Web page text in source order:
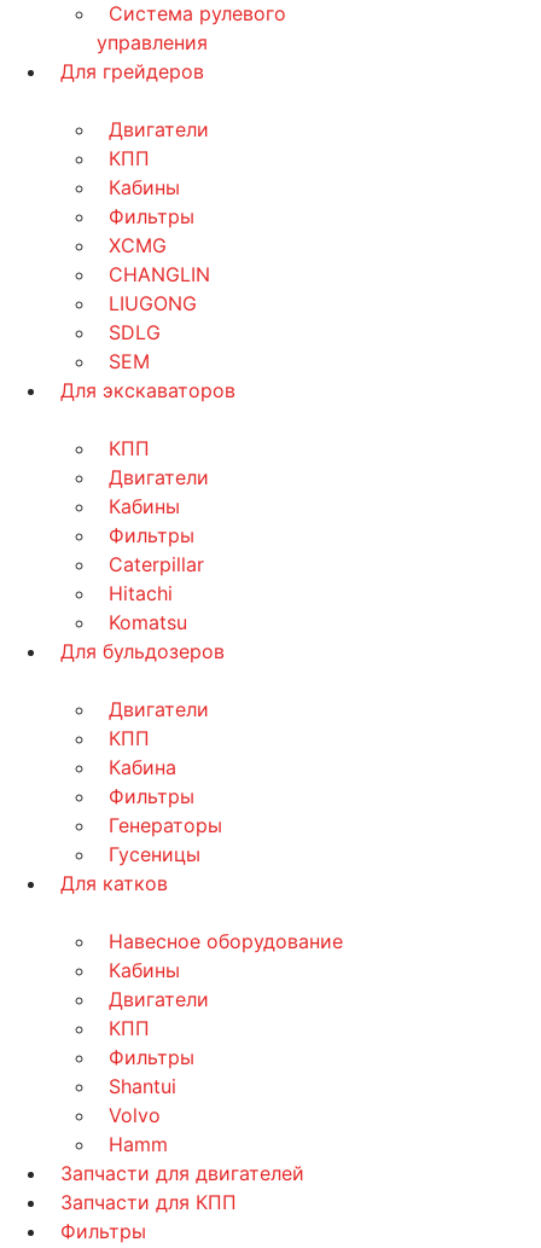
Система рулевого
управления
Для грейдеров
Двигатели
КПП
Кабины
Фильтры
XCMG
CHANGLIN
LIUGONG
SDLG
SEM
Для экскаваторов
КПП
Двигатели
Кабины
Фильтры
Caterpillar
Hitachi
Komatsu
Для бульдозеров
Двигатели
КПП
Кабина
Фильтры
Генераторы
Гусеницы
Для катков
Навесное оборудование
Кабины
Двигатели
КПП
Фильтры
Shantui
Volvo
Hamm
Запчасти для двигателей
Запчасти для КПП
Фильтры